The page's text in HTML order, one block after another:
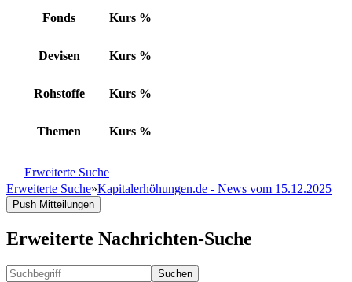
Fonds Kurs %
Devisen Kurs %
Rohstoffe Kurs %
Themen Kurs %
Erweiterte Suche
Erweiterte Suche»Kapitalerhöhungen.de - News vom 15.12.2025
Push Mitteilungen
Erweiterte Nachrichten-Suche
Suchen